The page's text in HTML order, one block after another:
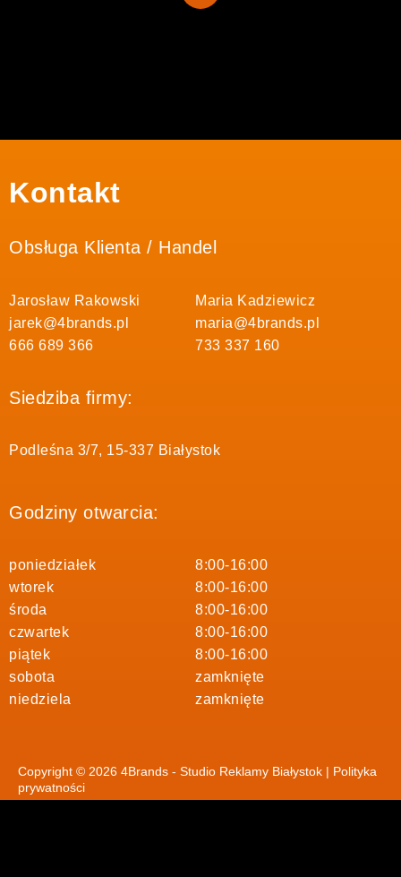
Kontakt
Obsługa Klienta / Handel
Jarosław Rakowski
jarek@4brands.pl
666 689 366
Maria Kadziewicz
maria@4brands.pl
733 337 160
Siedziba firmy:
Podleśna 3/7, 15-337 Białystok
Godziny otwarcia:
poniedziałek
wtorek
środa
czwartek
piątek
sobota
niedziela
8:00-16:00
8:00-16:00
8:00-16:00
8:00-16:00
8:00-16:00
zamknięte
zamknięte
Copyright © 2026 4Brands - Studio Reklamy Białystok | Polityka
prywatności